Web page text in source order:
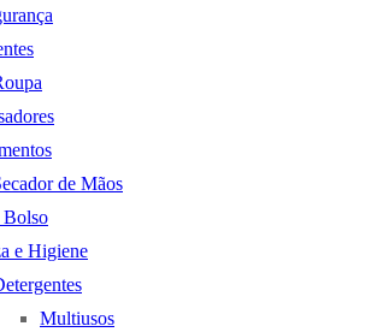
de Mãos
Bolso
e Higiene
Multiusos